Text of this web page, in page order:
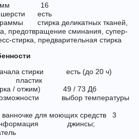
16
шерсти есть
стирка деликатных тканей,
предотвращение сминания, супер-
стирка, предварительная стирка
стирки есть (до 20 ч)
пластик
/ отжим) 49 / 73 Дб
выбор температуры
ванночке для моющих средств 3
информация джинсы;